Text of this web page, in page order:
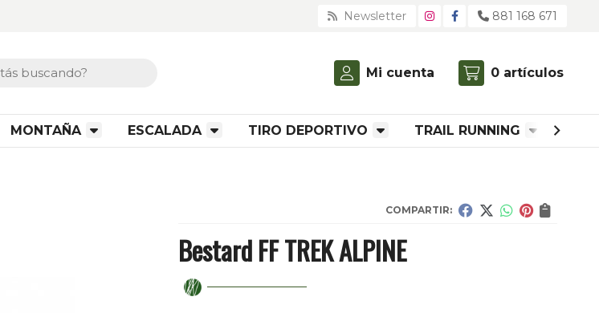
Newsletter 881 168 671
Mi cuenta 0 artículos
MONTAÑA ESCALADA TIRO DEPORTIVO TRAIL RUNNING
COMPARTIR:
Bestard FF TREK ALPINE